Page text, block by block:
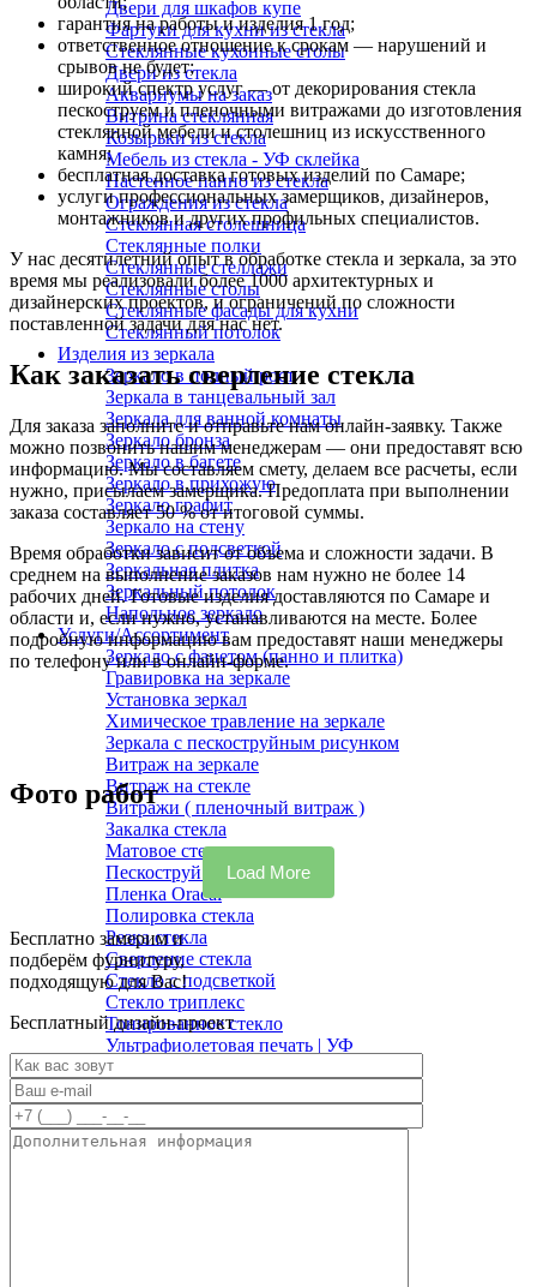
Двери для шкафов купе
Фартуки для кухни из стекла
Стеклянные кухонные столы
Двери из стекла
Аквариумы на заказ
Витрина стеклянная
Козырьки из стекла
Мебель из стекла - УФ склейка
Настенное панно из стекла
Ограждения из стекла
Стеклянная столешница
Стеклянные полки
Стеклянные стеллажи
Стеклянные столы
Стеклянные фасады для кухни
Стеклянный потолок
Изделия из зеркала
Зеркало в полный рост
Зеркала в танцевальный зал
Зеркала для ванной комнаты
Зеркало бронза
Зеркало в багете
Зеркало в прихожую
Зеркало графит
Зеркало на стену
Зеркало с подсветкой
Зеркальная плитка
Зеркальный потолок
Напольное зеркало
Услуги/Ассортимент
Зеркало с фацетом (панно и плитка)
Гравировка на зеркале
Установка зеркал
Химическое травление на зеркале
Зеркала с пескоструйным рисунком
Витраж на зеркале
Витраж на стекле
Витражи ( пленочный витраж )
Закалка стекла
Матовое стекло
Пескоструй на стекле
Пленка Oracal
Полировка стекла
Резка стекла
Сверление стекла
Стекло с подсветкой
Стекло триплекс
Тонированное стекло
Ультрафиолетовая печать | УФ
УФ Склейка стекла
Химическое травление стекла
Шлифовка стекла
Мебель на заказ
гарантия на работы и изделия 1 год;
ответственное отношение к срокам — нарушений и
срывов не будет;
широкий спектр услуг — от декорирования стекла
пескоструем и пленочными витражами до изготовления
стеклянной мебели и столешниц из искусственного
камня;
бесплатная доставка готовых изделий по Самаре;
услуги профессиональных замерщиков, дизайнеров,
монтажников и других профильных специалистов.
У нас десятилетний опыт в обработке стекла и зеркала, за это
время мы реализовали более 1000 архитектурных и
дизайнерских проектов, и ограничений по сложности
поставленной задачи для нас нет.
Как заказать сверление стекла
Для заказа заполните и отправьте нам онлайн-заявку. Также
можно позвонить нашим менеджерам — они предоставят всю
информацию. Мы составляем смету, делаем все расчеты, если
нужно, присылаем замерщика. Предоплата при выполнении
заказа составляет 50 % от итоговой суммы.
Время обработки зависит от объема и сложности задачи. В
среднем на выполнение заказов нам нужно не более 14
рабочих дней. Готовые изделия доставляются по Самаре и
области и, если нужно, устанавливаются на месте. Более
подробную информацию вам предоставят наши менеджеры
по телефону или в онлайн-форме.
Фото работ
Load More
Бесплатно замерим и
подберём фурнитуру,
подходящую для Вас!
Бесплатный дизайн-проект